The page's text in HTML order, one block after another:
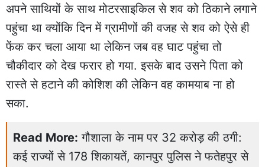
अपने साथियों के साथ मोटरसाइकिल से शव को ठिकाने लगाने
पहुंचा था क्योंकि दिन में ग्रामीणों की वजह से शव को ऐसे ही
फेंक कर चला आया था लेकिन जब वह घाट पहुंचा तो
चौकीदार को देख फरार हो गया. इसके बाद उसने पिता को
रास्ते से हटाने की कोशिश की लेकिन वह कामयाब ना हो
सका.
Read More: गौशाला के नाम पर 32 करोड़ की ठगी:
कई राज्यों से 178 शिकायतें, कानपुर पुलिस ने फतेहपुर से